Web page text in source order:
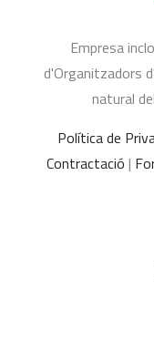
Empresa
d'Organitzadors
natural
Política de
Contractació |